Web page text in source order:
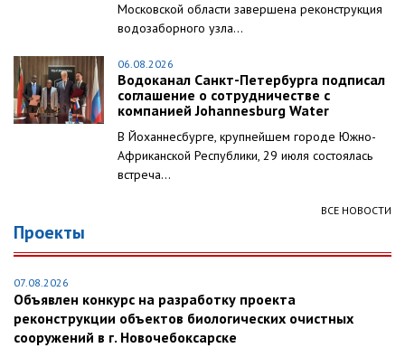
Московской области завершена реконструкция
водозаборного узла...
06.08.2026
Водоканал Санкт-Петербурга подписал
соглашение о сотрудничестве с
компанией Johannesburg Water
В Йоханнесбурге, крупнейшем городе Южно-
Африканской Республики, 29 июля состоялась
встреча...
ВСЕ НОВОСТИ
Проекты
07.08.2026
Объявлен конкурс на разработку проекта
реконструкции объектов биологических очистных
сооружений в г. Новочебоксарске